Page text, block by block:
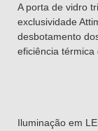
A porta de vidro
exclusividade
desbotamento
eficiência térmica
Iluminação em